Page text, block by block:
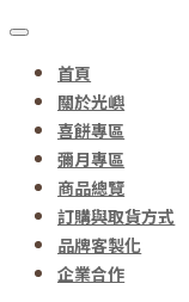
首頁
關於光嶼
喜餅專區
彌月專區
商品總覽
訂購與取貨方式
品牌客製化
企業合作